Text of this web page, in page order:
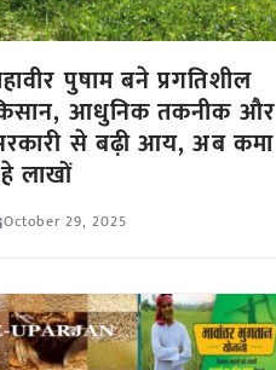
पुषाम बने प्रगतिशील
आधुनिक तकनीक और
से बढ़ी आय, अब कमा
लाखों
October 29, 2025